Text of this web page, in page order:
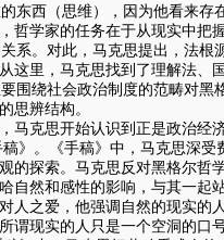
西（思维），因为他看来存
哲学家的任务在于从现实中把
。对此，马克思提出，法根
这里，马克思找到了理解法、
围绕社会政治制度的范畴对黑
思辨结构。
马克思开始认识到正是政治
》。《手稿》中，马克思深
的探索。马克思反对黑格尔
自然和感性的影响，与其一
人之爱，他强调自然的现实
谓现实的人只是一个空洞的